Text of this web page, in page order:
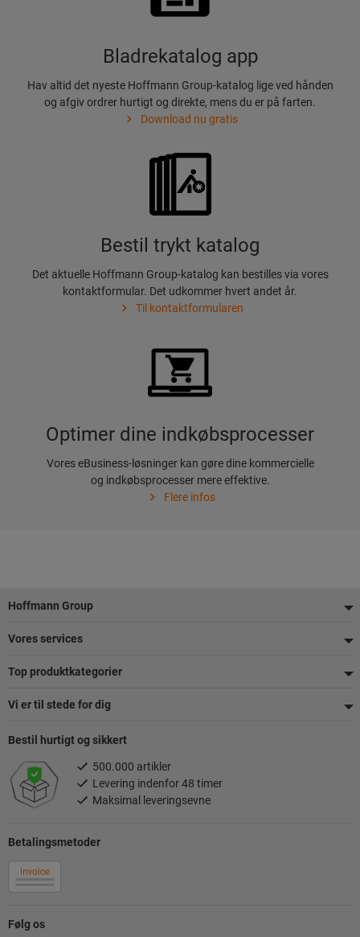
Bladrekatalog app
Hav altid det nyeste Hoffmann Group-katalog lige ved hånden
og afgiv ordrer hurtigt og direkte, mens du er på farten.
Download nu gratis
Bestil trykt katalog
Det aktuelle Hoffmann Group-katalog kan bestilles via vores
kontaktformular. Det udkommer hvert andet år.
Til kontaktformularen
Optimer dine indkøbsprocesser
Vores eBusiness-løsninger kan gøre dine kommercielle
og indkøbsprocesser mere effektive.
Flere infos
Footer
Hoffmann Group
Vores services
Top produktkategorier
Vi er til stede for dig
Følg os
Betalingsmetoder
Bestil hurtigt og sikkert
500.000 artikler
Levering indenfor 48 timer
Maksimal leveringsevne